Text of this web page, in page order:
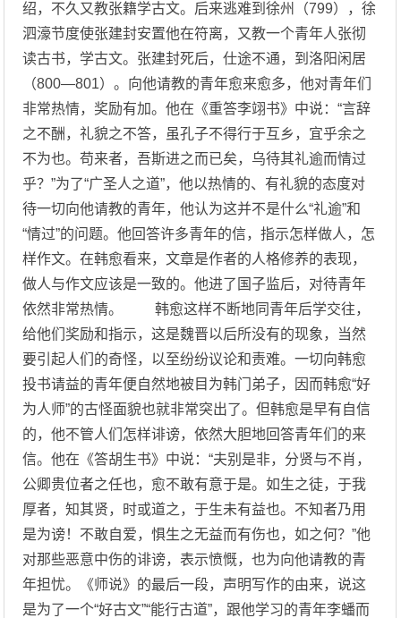
绍，不久又教张籍学古文。后来逃难到徐州（799），徐
泗濠节度使张建封安置他在符离，又教一个青年人张彻
读古书，学古文。张建封死后，仕途不通，到洛阳闲居
（800—801）。向他请教的青年愈来愈多，他对青年们
非常热情，奖励有加。他在《重答李翊书》中说：“言辞
之不酬，礼貌之不答，虽孔子不得行于互乡，宜乎余之
不为也。苟来者，吾斯进之而已矣，乌待其礼逾而情过
乎？”为了“广圣人之道”，他以热情的、有礼貌的态度对
待一切向他请教的青年，他认为这并不是什么“礼逾”和
“情过”的问题。他回答许多青年的信，指示怎样做人，怎
样作文。在韩愈看来，文章是作者的人格修养的表现，
做人与作文应该是一致的。他进了国子监后，对待青年
依然非常热情。 韩愈这样不断地同青年后学交往，
给他们奖励和指示，这是魏晋以后所没有的现象，当然
要引起人们的奇怪，以至纷纷议论和责难。一切向韩愈
投书请益的青年便自然地被目为韩门弟子，因而韩愈“好
为人师”的古怪面貌也就非常突出了。但韩愈是早有自信
的，他不管人们怎样诽谤，依然大胆地回答青年们的来
信。他在《答胡生书》中说：“夫别是非，分贤与不肖，
公卿贵位者之任也，愈不敢有意于是。如生之徒，于我
厚者，知其贤，时或道之，于生未有益也。不知者乃用
是为谤！不敢自爱，惧生之无益而有伤也，如之何？”他
对那些恶意中伤的诽谤，表示愤慨，也为向他请教的青
年担忧。《师说》的最后一段，声明写作的由来，说这
是为了一个“好古文”“能行古道”，跟他学习的青年李蟠而